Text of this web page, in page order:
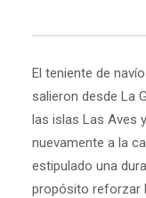
El teniente de
salieron desde La
las islas Las Aves
nuevamente a la
estipulado una
propósito reforzar